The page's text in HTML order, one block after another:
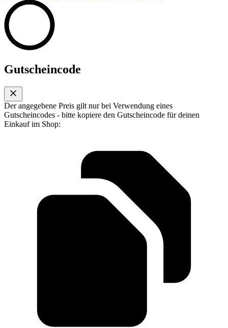
Gutscheincode
Der angegebene Preis gilt nur bei Verwendung eines
Gutscheincodes - bitte kopiere den Gutscheincode für deinen
Einkauf im Shop: